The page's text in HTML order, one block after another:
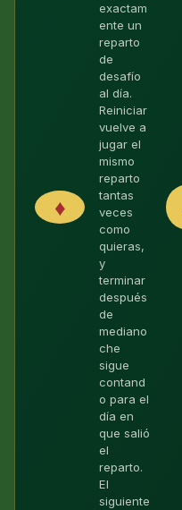
♦
exactam
ente un
reparto
de
desafío
al día.
Reiniciar
vuelve a
jugar el
mismo
reparto
tantas
veces
como
quieras,
y
terminar
después
de
mediano
che
sigue
contand
o para el
día en
que salió
el
reparto.
El
siguiente